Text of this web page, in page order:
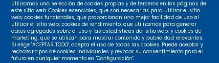
Privacidad
Cookies
Utilizamos una selección de cookies propias y de terceros en las páginas de
este sitio web: Cookies esenciales, que son necesarias para utilizar el sitio
web; cookies funcionales, que proporcionan una mejor facilidad de uso al
utilizar el sitio web; cookies de rendimiento, que utilizamos para generar
datos agregados sobre el uso y las estadísticas del sitio web; y cookies de
marketing, que se utilizan para mostrar contenido y publicidad relevantes.
Si elige "ACEPTAR TODO", acepta el uso de todas las cookies. Puede aceptar y
rechazar tipos de cookies individuales y revocar su consentimiento para el
futuro en cualquier momento en "Configuración".